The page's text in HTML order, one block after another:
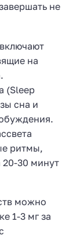
не
включают
на
(Sleep
сна и
ритмы,
20-30 минут
можно
1-3 мг за